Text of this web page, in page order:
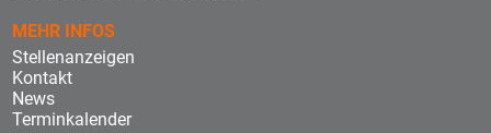
MEHR INFOS
Stellenanzeigen
Kontakt
News
Terminkalender